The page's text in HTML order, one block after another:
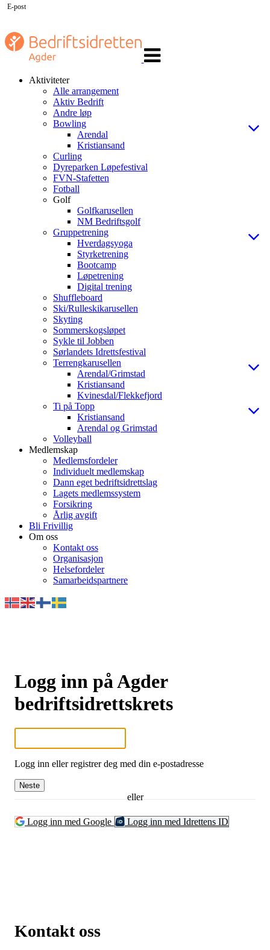
navigasjon
Aktiviteter
Alle arrangement
Aktiv Bedrift
Andre løp
Bowling
Arendal
Kristiansand
Curling
Dyreparken Løpefestival
FVN-Stafetten
Fotball
Golf
Golfkarusellen
NM Bedriftsgolf
Gruppetrening
Hverdagsyoga
Styrketrening
Bootcamp
Løpetrening
Digital trening
Shuffleboard
Ski/Rulleskikarusellen
Skyting
Sommerskogsløpet
Sykle til Jobben
Sørlandets Idrettsfestival
Terrengkarusellen
Arendal/Grimstad
Kristiansand
Kvinesdal/Flekkefjord
Ti på Topp
Kristiansand
Arendal og Grimstad
Volleyball
Medlemskap
Medlemsfordeler
Individuelt medlemskap
Dann eget bedriftsidrettslag
Lagets medlemssystem
Forsikring
Årlig avgift
Bli Frivillig
Om oss
Kontakt oss
Organisasjon
Helsefordeler
Samarbeidspartnere
Logg inn på Agder
bedriftsidrettskrets
E-post
Logg inn eller registrer deg med din e-postadresse
Neste
eller
Logg inn med Google Logg inn med Idrettens ID
Kontakt oss